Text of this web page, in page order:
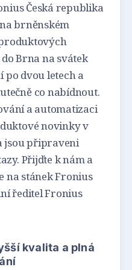
Česká republika
brněnském
Brna na svátek
dvou letech a
co nabídnout.
a automatizaci
novinky v
jsou připraveni
Přijďte k nám a
na stánek Fronius
ředitel Fronius
kvalita a plná